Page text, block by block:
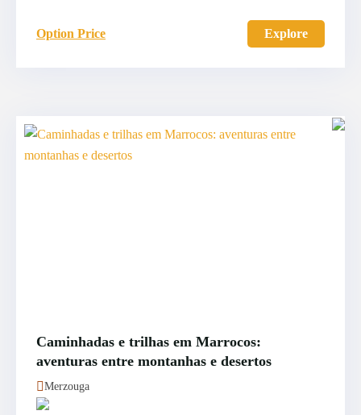
Option Price Explore
Caminhadas e trilhas em Marrocos:
aventuras entre montanhas e desertos
Merzouga